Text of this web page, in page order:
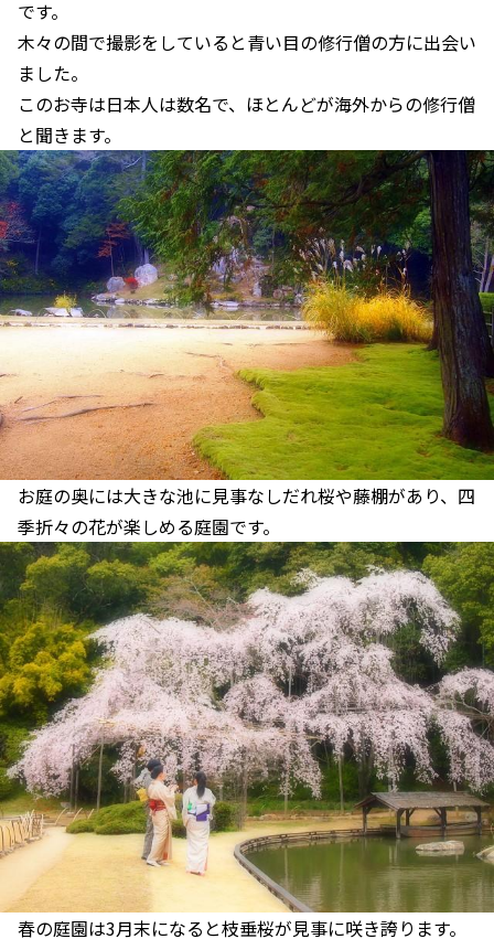
です。
木々の間で撮影をしていると青い目の修行僧の方に出会い
ました。
このお寺は日本人は数名で、ほとんどが海外からの修行僧
と聞きます。
お庭の奥には大きな池に見事なしだれ桜や藤棚があり、四
季折々の花が楽しめる庭園です。
春の庭園は3月末になると枝垂桜が見事に咲き誇ります。